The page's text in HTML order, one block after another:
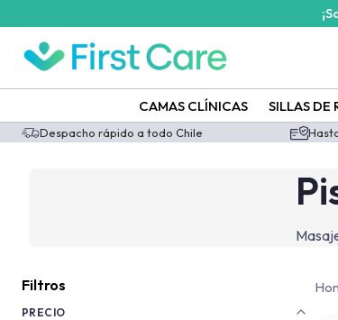
CAMAS CLÍNICAS SILLAS DE
Despacho rápido a todo Chile
Filtros
PRECIO
/categoria-producto/recuperacion/masajeadores/